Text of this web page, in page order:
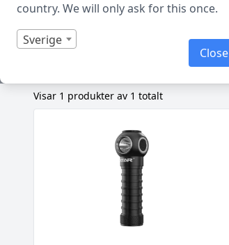
country. We will only ask for this once.
Sverige
Close
Filtrera
Endast i lager
Visar 1 produkter av 1 totalt